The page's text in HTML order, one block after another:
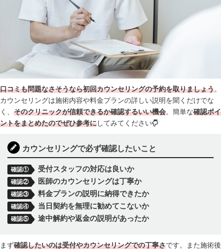
口コミも問題なさそうなら初回カウンセリングの予約を取りましょう。
カウンセリングは施術内容や料金プランの詳しい説明を聞くだけでな
く、 そのクリニックが信頼できるか確認するいい機会。簡単な確認ポイ
ントをまとめたのでぜひ参考にしてみてください
カウンセリングで必ず確認したいこと
確認① 受付スタッフの対応は良いか
確認② 医師のカウンセリングは丁寧か
確認③ 料金プランの説明に納得できたか
確認④ 当日契約を無理に勧めてこないか
確認⑤ 途中解約や返金の説明があったか
まず確認したいのは受付やカウンセリングでの丁寧さです。また施術後